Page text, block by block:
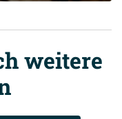
weitere